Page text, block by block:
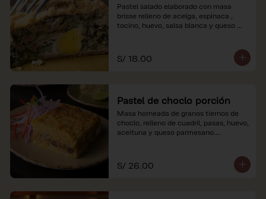
Pastel salado elaborado con masa
brisse relleno de acelga, espinaca ,
tocino, huevo, salsa blanca y queso
*Nuestros precios están expresados en
soles e incluyen impuestos de ley y
S/ 18.00
Pastel de choclo porción
Masa horneada de granos tiernos de
choclo, relleno de cuadril, pasas, huevo,
aceituna y queso parmesano.
soles e incluyen impuestos de ley y
recargo al consumo.
S/ 26.00